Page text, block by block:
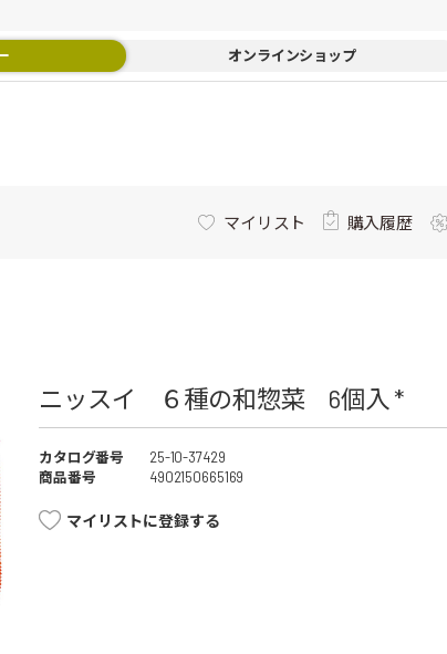
オンラインショップ
マイリスト 購入履歴
ニッスイ ６種の和惣菜 6個入 *
カタログ番号
25-10-37429
商品番号
4902150665169
マイリストに登録する